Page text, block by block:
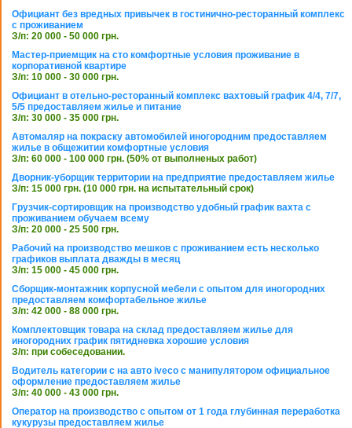
Официант без вредных привычек в гостинично-ресторанный комплекс
с проживанием
З/п: 20 000 - 50 000 грн.
Мастер-приемщик на сто комфортные условия проживание в
корпоративной квартире
З/п: 10 000 - 30 000 грн.
Официант в отельно-ресторанный комплекс вахтовый график 4/4, 7/7,
5/5 предоставляем жилье и питание
З/п: 30 000 - 35 000 грн.
Автомаляр на покраску автомобилей иногородним предоставляем
жилье в общежитии комфортные условия
З/п: 60 000 - 100 000 грн. (50% от выполненых работ)
Дворник-уборщик территории на предприятие предоставляем жилье
З/п: 15 000 грн. (10 000 грн. на испытательный срок)
Грузчик-сортировщик на производство удобный график вахта с
проживанием обучаем всему
З/п: 20 000 - 25 500 грн.
Рабочий на производство мешков с проживанием есть несколько
графиков выплата дважды в месяц
З/п: 15 000 - 45 000 грн.
Сборщик-монтажник корпусной мебели с опытом для иногородних
предоставляем комфортабельное жилье
З/п: 42 000 - 88 000 грн.
Комплектовщик товара на склад предоставляем жилье для
иногородних график пятидневка хорошие условия
З/п: при собеседовании.
Водитель категории с на авто iveco с манипулятором официальное
оформление предоставляем жилье
З/п: 40 000 - 43 000 грн.
Оператор на производство с опытом от 1 года глубинная переработка
кукурузы предоставляем жилье